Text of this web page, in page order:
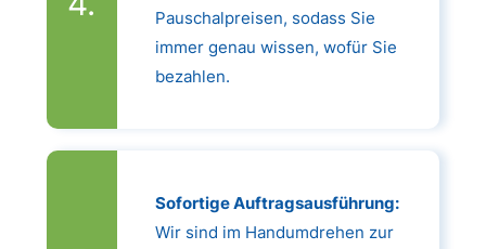
Pauschalpreisen, sodass Sie
immer genau wissen, wofür Sie
bezahlen.
Sofortige Auftragsausführung:
Wir sind im Handumdrehen zur